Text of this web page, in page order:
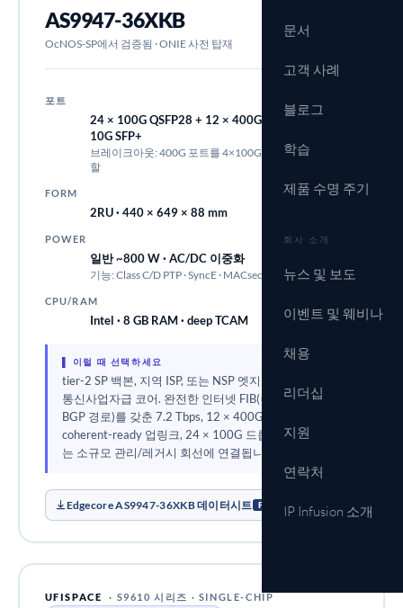
문서
고객 사례
블로그
학습
제품 수명 주기
회사 소개
뉴스 및 보도
이벤트 및 웨비나
채용
리더십
지원
연락처
IP Infusion 소개
AS9947-36XKB
OcNOS-SP에서 검증됨 · ONIE 사전 탑재
포트
24 × 100G QSFP28 + 12 × 400G QSFP-DD + 4 ×
10G SFP+
브레이크아웃: 400G 포트를 4×100G 또는 2×200G로 분
할
FORM
2RU · 440 × 649 × 88 mm
POWER
일반 ~800 W · AC/DC 이중화
기능: Class C/D PTP · SyncE · MACsec · 400G ZR 지원
CPU/RAM
Intel · 8 GB RAM · deep TCAM
▌ 이럴 때 선택하세요
tier-2 SP 백본, 지역 ISP, 또는 NSP 엣지를 위한 단일 칩
통신사업자급 코어. 완전한 인터넷 FIB(수백만 개의
BGP 경로)를 갖춘 7.2 Tbps, 12 × 400G QSFP-DD
coherent-ready 업링크, 24 × 100G 드롭. 4 × 10G 포트
는 소규모 관리/레거시 회선에 연결됩니다.
Edgecore AS9947-36XKB 데이터시트 PDF
UFISPACE
· S9610 시리즈 · SINGLE-CHIP